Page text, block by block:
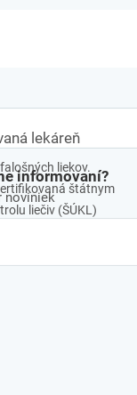
lekáreň
liekov.
štátnym
liečiv (ŠÚKL)
informovaní?
noviniek